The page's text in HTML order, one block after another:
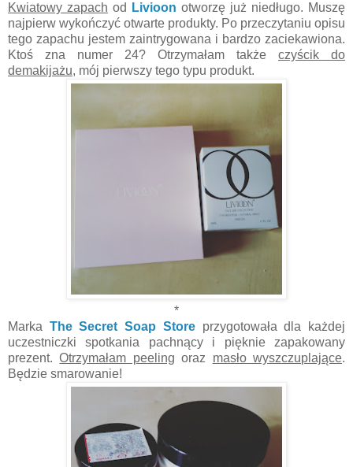
Kwiatowy zapach od Livioon otworzę już niedługo. Muszę
najpierw wykończyć otwarte produkty. Po przeczytaniu opisu
tego zapachu jestem zaintrygowana i bardzo zaciekawiona.
Ktoś zna numer 24? Otrzymałam także czyścik do
demakijażu, mój pierwszy tego typu produkt.
*
Marka The Secret Soap Storeprzygotowała dla każdej
uczestniczki spotkania pachnący i pięknie zapakowany
prezent.Otrzymałam peeling oraz masło wyszczuplające.
Będzie smarowanie!